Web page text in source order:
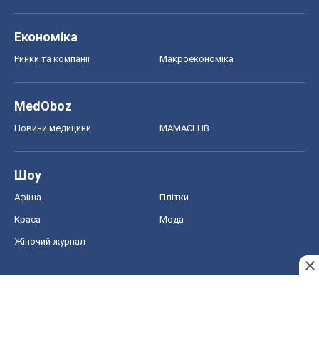
Економіка
Ринки та компанії Макроекономіка
MedOboz
Новини медицини MAMACLUB
Шоу
Афіша Плітки
Краса Мода
Жіночий журнал